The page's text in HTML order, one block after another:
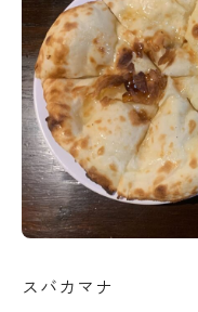
スバカマナ